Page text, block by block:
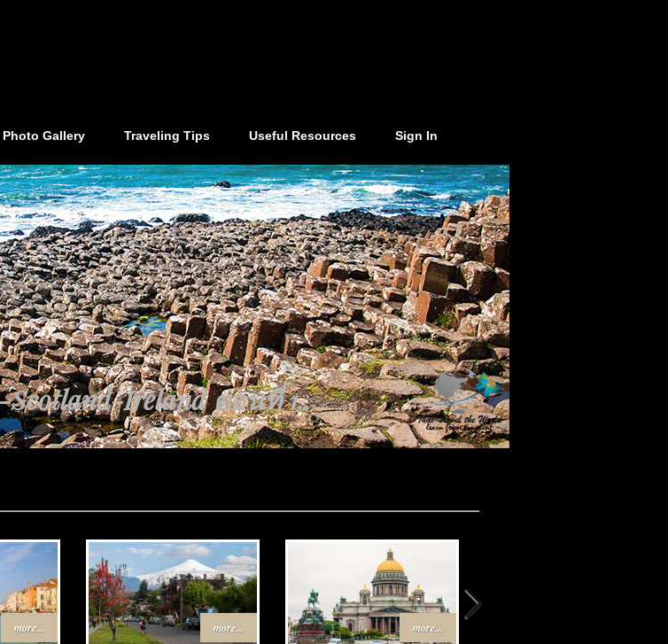
Photo Gallery Traveling Tips Useful Resources Sign In
Ireland ตอนที่ 1..
more... more... more...